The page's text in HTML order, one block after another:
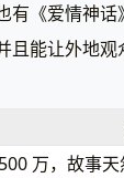
《爱情神话
能让外地观
万，故事